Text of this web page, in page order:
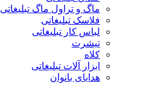
ماگ و تراول ماگ تبلیغاتی
فلاسک تبلیغاتی
لباس کار تبلیغاتی
تیشرت
کلاه
ابزار آلات تبلیغاتی
هدایای بانوان